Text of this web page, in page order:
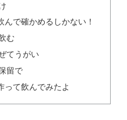
で確かめるしかない！
む
てうがい
留で
って飲んでみたよ